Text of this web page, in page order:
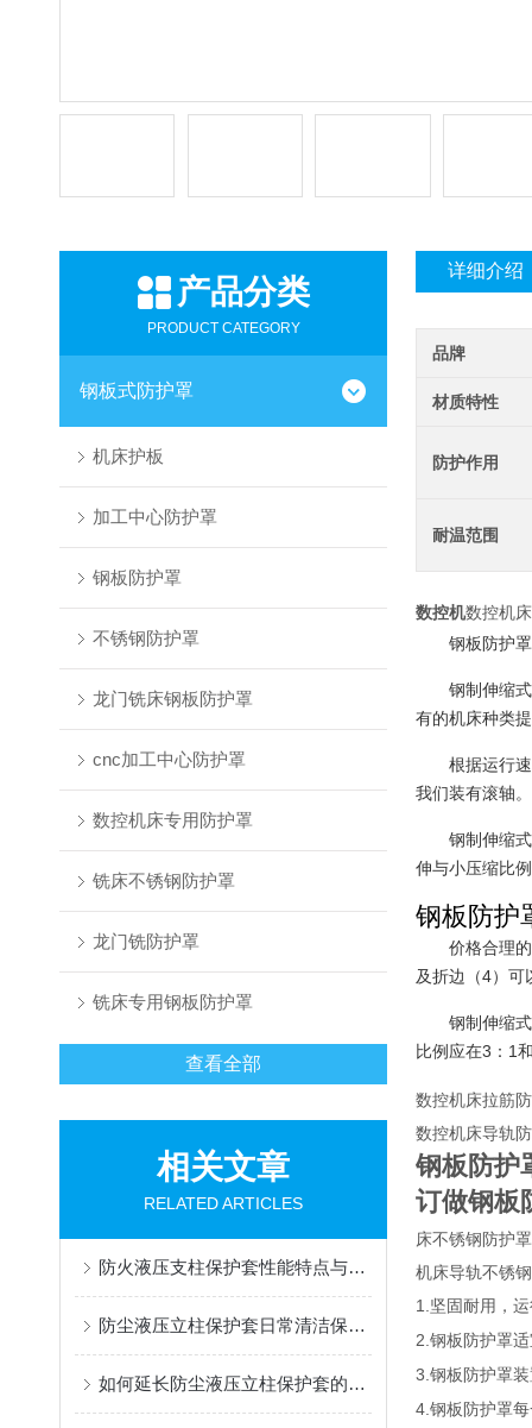
产品分类
PRODUCT CATEGORY
钢板式防护罩
机床护板
加工中心防护罩
钢板防护罩
不锈钢防护罩
龙门铣床钢板防护罩
cnc加工中心防护罩
数控机床专用防护罩
铣床不锈钢防护罩
龙门铣防护罩
铣床专用钢板防护罩
查看全部
相关文章
RELATED ARTICLES
防火液压支柱保护套性能特点与阻燃防护应用
防尘液压立柱保护套日常清洁保养与更换规范
如何延长防尘液压立柱保护套的使用寿命？
详细介绍
品牌
材质特性
防护作用
耐温范围
数控机数控机
钢板防护
钢制伸缩
有的机床种类
根据运行
我们装有滚轴
钢制伸缩
伸与小压缩比
钢板防护
价格合理
及折边（4）可
钢制伸缩
比例应在3：1
数控机床拉筋
数控机床导轨
钢板防
订做钢板
床不锈钢防护
机床导轨不锈
1. 坚固耐用，
2. 钢板防护罩
3. 钢板防护罩
4. 钢板防护罩